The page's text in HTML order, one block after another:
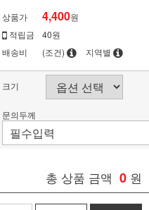
상품가 4,400원
적립금
40원
배송비
(조건) 지역별
크기
문의두께
총 상품 금액 0 원